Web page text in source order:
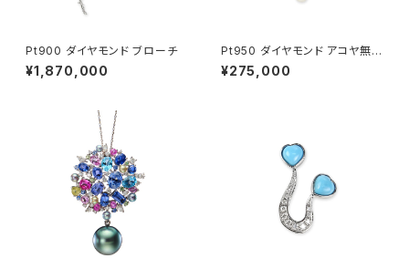
Pt900 ダイヤモンド ブローチ
¥1,870,000
Pt950 ダイヤモンド アコヤ無調
色ベビーパール タックブローチ
¥275,000